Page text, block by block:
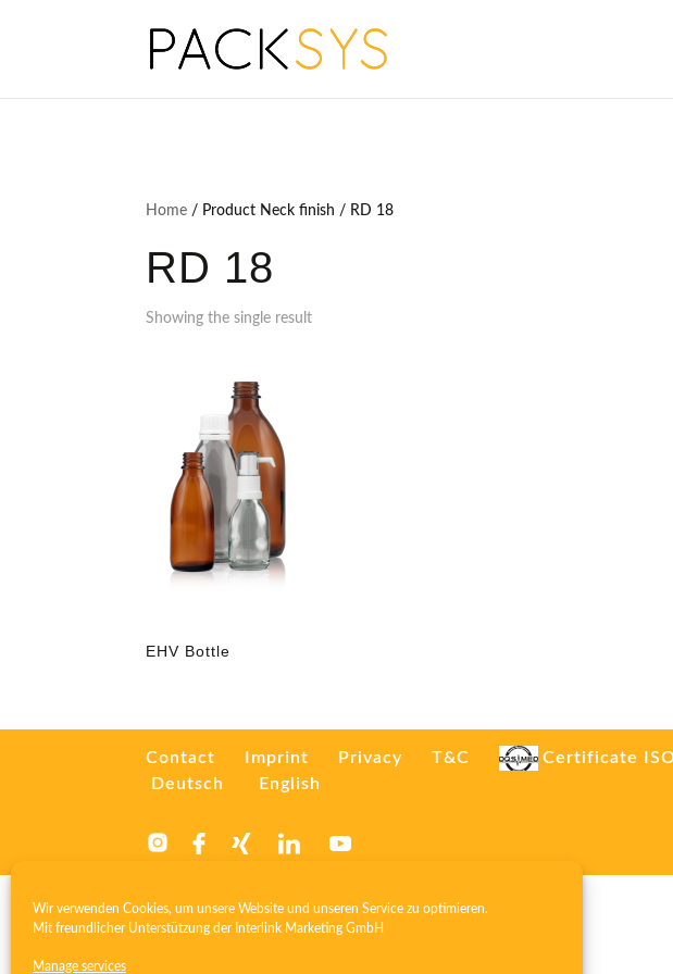
Wir verwenden Cookies, um unsere Website und unseren Service zu optimieren.
Mit freundlicher Unterstützung der Interlink Marketing GmbH
Manage services
Home / Product Neck finish / RD 18
RD 18
Showing the single result
EHV Bottle
Contact Imprint Privacy T&C Certificate
Deutsch
English